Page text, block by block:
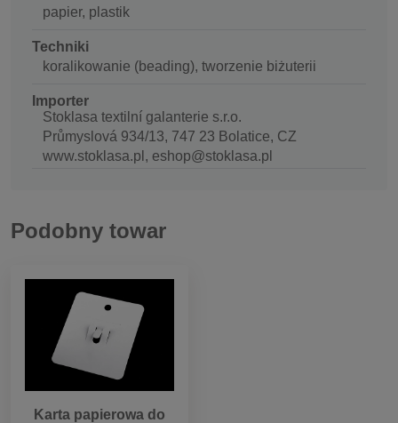
papier, plastik
Techniki
koralikowanie (beading), tworzenie biżuterii
Importer
Stoklasa textilní galanterie s.r.o.
Průmyslová 934/13, 747 23 Bolatice, CZ
www.stoklasa.pl, eshop@stoklasa.pl
Podobny towar
Karta papierowa do